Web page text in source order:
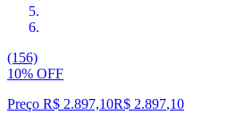
(156)
10% OFF
Preço R$ 2.897,10R$ 2.897,10